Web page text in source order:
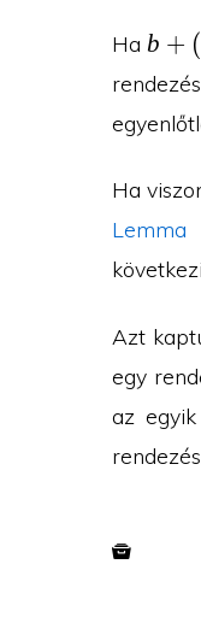
a)
Hab+
(-
a)
b + (
Ha
Lemma
Azt
egy
az
rendezés.